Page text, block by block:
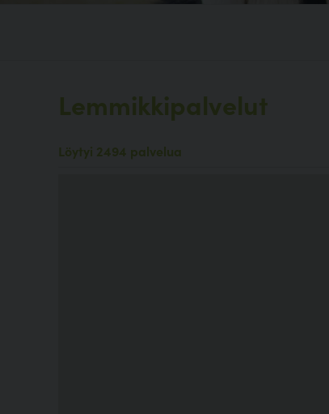
Lemmikkipalvelut
Löytyi 2494 palvelua